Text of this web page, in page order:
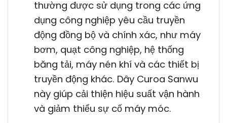
thường được sử dụng trong các ứng
dụng công nghiệp yêu cầu truyền
động đồng bộ và chính xác, như máy
bơm, quạt công nghiệp, hệ thống
băng tải, máy nén khí và các thiết bị
truyền động khác. Dây Curoa Sanwu
này giúp cải thiện hiệu suất vận hành
và giảm thiểu sự cố máy móc.